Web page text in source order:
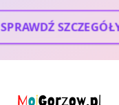
SPRAWDŹ